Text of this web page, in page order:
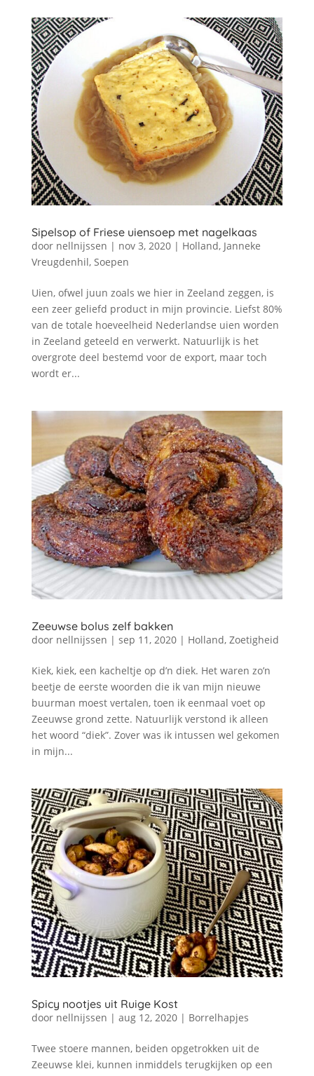
Sipelsop of Friese uiensoep met nagelkaas
door nellnijssen | nov 3, 2020| Holland, Janneke
Vreugdenhil, Soepen
Uien, ofwel juun zoals we hier in Zeeland zeggen, is
een zeer geliefd product in mijn provincie. Liefst 80%
van de totale hoeveelheid Nederlandse uien worden
in Zeeland geteeld en verwerkt. Natuurlijk is het
overgrote deel bestemd voor de export, maar toch
wordt er...
Zeeuwse bolus zelf bakken
door nellnijssen | sep 11, 2020| Holland, Zoetigheid
Kiek, kiek, een kacheltje op d’n diek. Het waren zo’n
beetje de eerste woorden die ik van mijn nieuwe
buurman moest vertalen, toen ik eenmaal voet op
Zeeuwse grond zette. Natuurlijk verstond ik alleen
het woord “diek”. Zover was ik intussen wel gekomen
in mijn...
Spicy nootjes uit Ruige Kost
door nellnijssen | aug 12, 2020| Borrelhapjes
Twee stoere mannen, beiden opgetrokken uit de
Zeeuwse klei, kunnen inmiddels terugkijken op een